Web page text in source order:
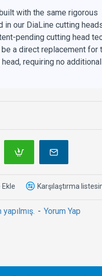
with the same rigorous
in our DiaLine cutting
pending cutting head
a direct replacement for
requiring no additional
- Yorum Yap
Ekle Karşılaştırma